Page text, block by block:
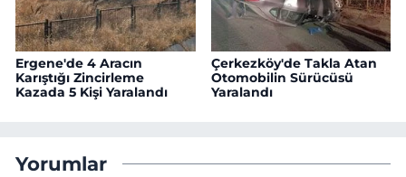
Ergene'de 4 Aracın
Karıştığı Zincirleme
Kazada 5 Kişi Yaralandı
Çerkezköy'de Takla Atan
Otomobilin Sürücüsü
Yaralandı
Yorumlar